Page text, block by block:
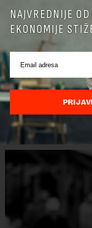
Papua Nova
2027
Papua Nova Gvineja
koje su do sada
međunarodnoj izložbi
i kao državu sa najvećom
NAJVREDNIJE
EKONOMIJE